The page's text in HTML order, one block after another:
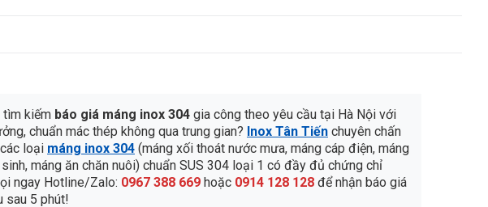
tìm kiếm báo giá máng inox 304 gia công theo yêu cầu tại Hà Nội với
chuẩn mác thép không qua trung gian? Inox Tân Tiến chuyên chấn
loại máng inox 304 (máng xối thoát nước mưa, máng cáp điện, máng
máng ăn chăn nuôi) chuẩn SUS 304 loại 1 có đầy đủ chứng chỉ
ngay Hotline/Zalo: 0967 388 669 hoặc 0914 128 128 để nhận báo giá
sau 5 phút!